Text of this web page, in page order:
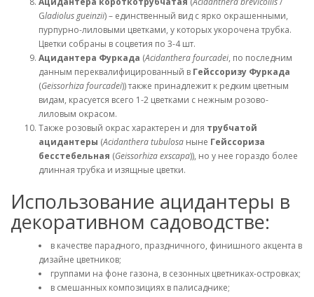
Gladiolus gueinzii) – единственный вид с ярко окрашенными,
пурпурно-лиловыми цветками, у которых укорочена трубка.
Цветки собраны в соцветия по 3-4 шт.
Ацидантера Фуркада (Acidanthera fourcadei, по последним
данным переквалифицированный в Гейссоризу Фуркада
(Geissorhiza fourcadei)) также принадлежит к редким цветным
видам, красуется всего 1-2 цветками с нежным розово-
лиловым окрасом.
Также розовый окрас характерен и для трубчатой
ацидантеры (Acidanthera tubulosa ныне Гейссориза
бесстебельная (Geissorhiza exscapa)), но у нее гораздо более
длинная трубка и изящные цветки.
Использование ацидантеры в
декоративном садоводстве:
в качестве парадного, праздничного, финишного акцента в
дизайне цветников;
группами на фоне газона, в сезонных цветниках-островках;
в смешанных композициях в палисаднике;